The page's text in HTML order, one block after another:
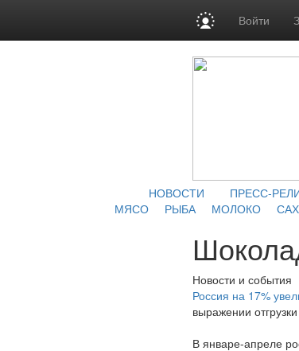
Войти
НОВОСТИ ПРЕСС-
МЯСО
РЫБА МОЛОКО
Новости и события
Россия на 17%
выражении
В январе-апреле